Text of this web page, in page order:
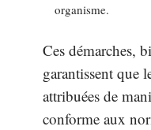
organisme.
Ces démarches,
garantissent que
attribuées de
conforme aux